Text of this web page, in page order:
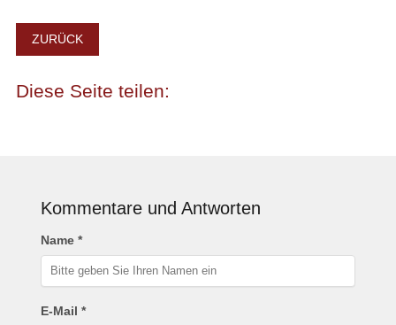
ZURÜCK
Kommentare und Antworten
Name *
E-Mail *